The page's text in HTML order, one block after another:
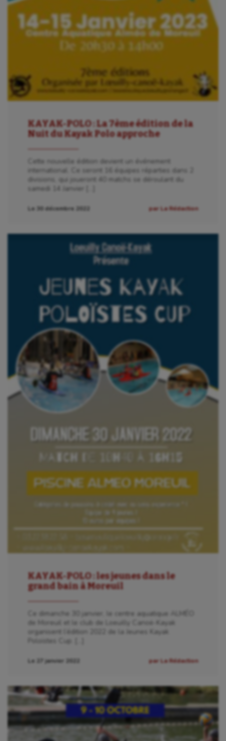
KAYAK-POLO : La 7ème édition de la
Nuit du Kayak Polo approche
Cette nouvelle édition devient un événement
international. Ce seront 16 équipes réparties dans 2
divisions, qui joueront 40 matchs se déroulant du
samedi 14 Janvier […]
Le 30 décembre 2022 par La Rédaction
KAYAK-POLO : les jeunes dans le
grand bain à Moreuil
Ce dimanche 30 janvier, le centre aquatique ALMÉO
de Moreuil et le club de Loeuilly Canoë-Kayak
organisent l’édition 2022 de la Jeunes Kayak
Poloïstes Cup. […]
Le 27 janvier 2022 par La Rédaction